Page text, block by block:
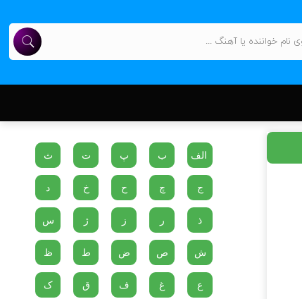
الف ب پ ت ث
ج چ ح خ د
ذ ر ز ژ س
ش ص ض ط ظ
ع غ ف ق ک